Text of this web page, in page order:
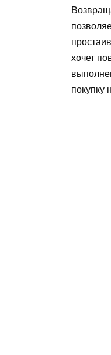
хочет
покупку